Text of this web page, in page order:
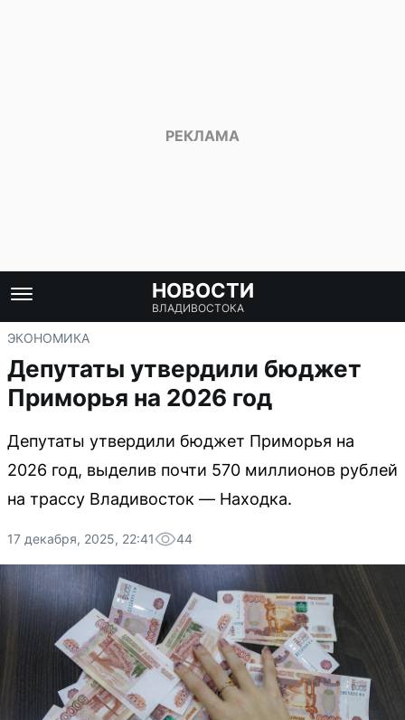
НОВОСТИ
ВЛАДИВОСТОКА
ЭКОНОМИКА
Депутаты утвердили бюджет
Приморья на 2026 год
Депутаты утвердили бюджет Приморья на
2026 год, выделив почти 570 миллионов рублей
на трассу Владивосток — Находка.
17 декабря, 2025, 22:41 44